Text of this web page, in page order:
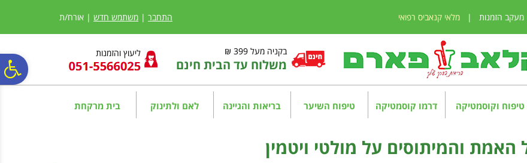
נגישות
אתר
המרכזי
מעקב הזמנות | מלאי קנאביס רפואי התחבר | משתמש חדש | אורח/ת
בקניה מעל 399 ₪
משלוח עד הבית חינם
ליעוץ והזמנות
טיפוח וקוסמטיקה דרמו קוסמטיקה טיפוח השיער בריאות והגיינה לאם ולתינוק בית מרקחת
האמת והמיתוסים על מולטי ויטמין